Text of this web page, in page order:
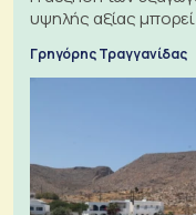
υψηλής αξίας
Γρηγόρης Τραγγανίδας